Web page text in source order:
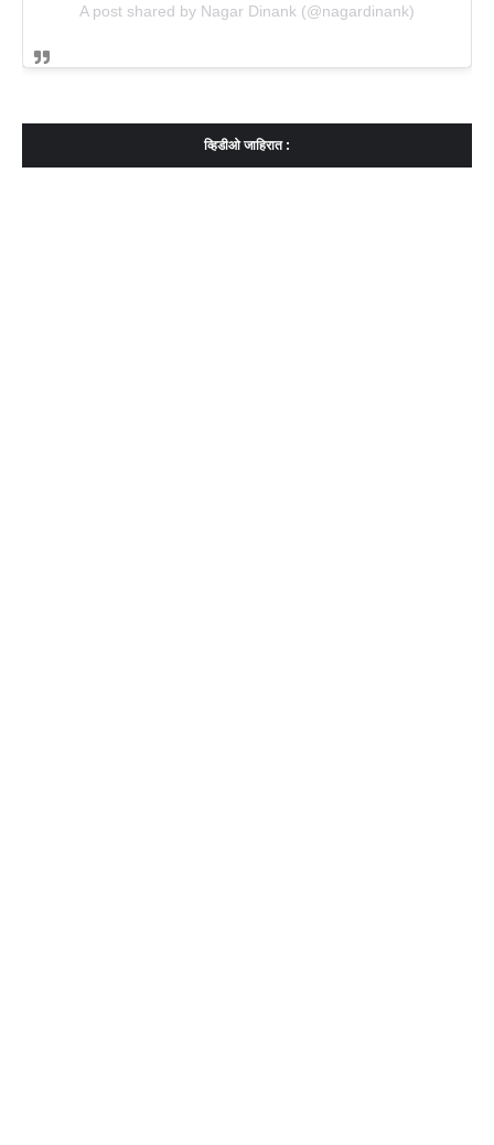
A post shared by Nagar Dinank (@nagardinank)
व्हिडीओ जाहिरात :